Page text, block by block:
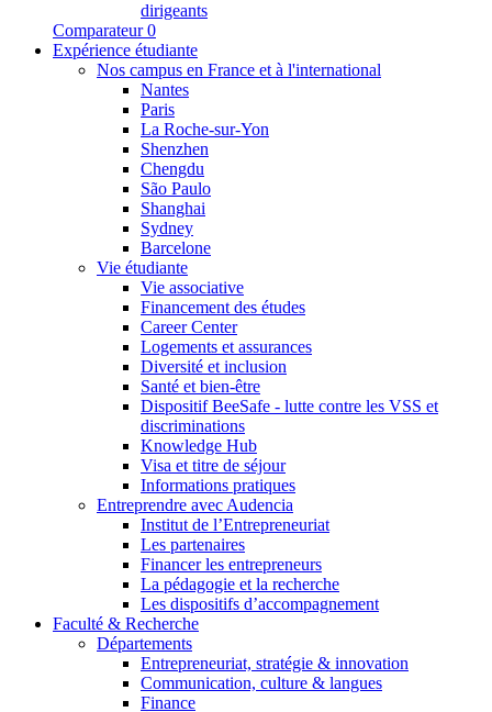
dirigeants
Comparateur 0
Expérience étudiante
Nos campus en France et à l'international
Nantes
Paris
La Roche-sur-Yon
Shenzhen
Chengdu
São Paulo
Shanghai
Sydney
Barcelone
Vie étudiante
Vie associative
Financement des études
Career Center
Logements et assurances
Diversité et inclusion
Santé et bien-être
Dispositif BeeSafe - lutte contre les VSS et
discriminations
Knowledge Hub
Visa et titre de séjour
Informations pratiques
Entreprendre avec Audencia
Institut de l’Entrepreneuriat
Les partenaires
Financer les entrepreneurs
La pédagogie et la recherche
Les dispositifs d’accompagnement
Faculté & Recherche
Départements
Entrepreneuriat, stratégie & innovation
Communication, culture & langues
Finance